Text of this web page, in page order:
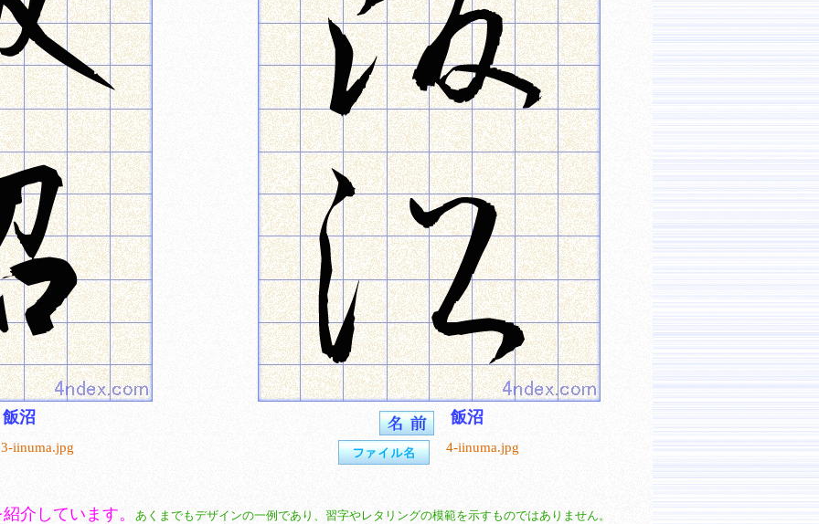
飯沼 飯沼
3-iinuma.jpg 4-iinuma.jpg
介しています。 あくまでもデザインの一例であり、習字やレタリングの模範を示すものではありません。